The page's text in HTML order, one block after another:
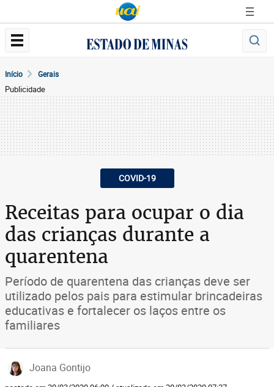
Início Gerais
Publicidade
COVID-19
Receitas para ocupar o dia
das crianças durante a
quarentena
Período de quarentena das crianças deve ser
utilizado pelos pais para estimular brincadeiras
educativas e fortalecer os laços entre os
familiares
Joana Gontijo